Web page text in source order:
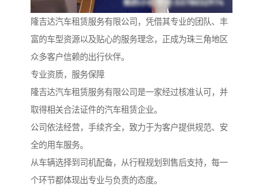
隆吉达汽车租赁服务有限公司，凭借其专业的团队、丰
富的车型资源以及贴心的服务理念，正成为珠三角地区
众多客户信赖的出行伙伴。
专业资质，服务保障
隆吉达汽车租赁服务有限公司是一家经过核准认可，并
取得相关合法证件的汽车租赁企业。
公司依法经营，手续齐全，致力于为客户提供规范、安
全的用车服务。
从车辆选择到司机配备，从行程规划到售后支持，每一
个环节都体现出专业与负责的态度。